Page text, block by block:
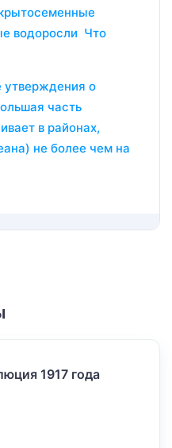
водоросли Что
о
часть
в районах,
не более чем на
1917 года